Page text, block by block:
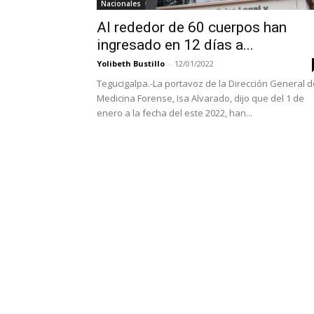
Nacionales
Al rededor de 60 cuerpos han
ingresado en 12 días a...
Yolibeth Bustillo - 12/01/2022
Tegucigalpa.-La portavoz de la Dirección General
Medicina Forense, Isa Alvarado, dijo que del 1 de
enero a la fecha del este 2022, han...